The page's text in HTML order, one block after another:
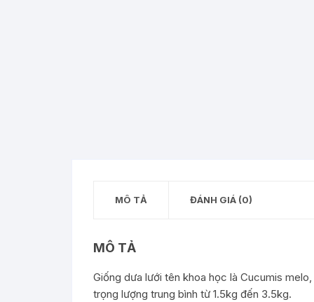
MÔ TẢ ĐÁNH GIÁ (0)
MÔ TẢ
Giống dưa lưới tên khoa học là Cucumis
trọng lượng trung bình từ 1.5kg đến 3.5kg.